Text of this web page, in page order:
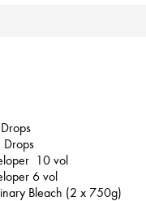
10 vol
6 vol
Bleach (2 x 750g)